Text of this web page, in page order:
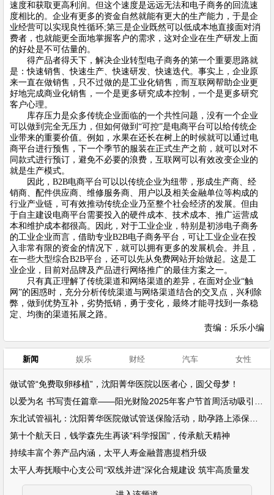
速度和获取更高利润。但这个速度是远远无法和电子商务的回流速
度相比的。企业有更多的资金自然就能有更大的生产能力，于是企
业经营可以实现良性循环;第三是企业既然可以低成本地直接面对消
费者，也就能更全面地掌握客户的需求，这对企业在生产研发上面
的好处是不可估量的。
得产品者得天下，解决企业转型电子商务的第一个重要思路就
是：快速销售、快速生产、快速研发、快速迭代。事实上，企业原
来一直在做销售，只不过做的是工业化销售，而互联网帮助企业更
好地完成商业化销售，一个是更多研究成本控制，一个是更多研究
客户心理。
库存压力是众多传统企业面临的一个共性问题，没有一个企业
可以做到完全无压力，但如何做到“可控”是电商平台可以给传统企
业带来的重要价值。例如，水果在还长在树上的时候就可以通过电
商平台进行预售，下一个季节的服装在正式生产之前，就可以对不
同款式进行预订，避免不必要的浪费，互联网可以有效改变企业的
就是生产模式。
因此，B2B电商平台可以以传统企业为纽带，形成生产商、经
销商、配件供应商、维修服务商、用户以及相关金融单位等构成的
行业产业链，可有效推动传统企业乃至整个社会经济的发展。但由
于自主建设电商平台需要投入的硬件成本、技术成本、推广运营成
本和维护成本都很高。因此，对于工业企业，特别是初涉电子商务
的工业企业而言，借助专业B2B电子商务平台，可让工业企业在投
入非常有限的资金的情况下，就可以拥有更多的发展机会。并且，
在一些大型综合B2B平台，还可以先从免费网站开始做起。这是工
业企业，目前对品牌及产品进行网络推广的最佳方案之一。
只有真正理解了传统渠道和网络渠道的差异，在面对企业“触
网”的困惑时，充分分析传统渠道与网络渠道结合的交叉点，兴利除
弊，做到优势互补，劣势抵销，勇于变化，最终才能寻找到一条稳
定、均衡的渠道拓展之路。
责编：乐乐小编
新闻 娱乐 财经 汽车 女性
做试管“免费取卵移植”，沈阳菁华医院以医者心，圆父母梦！
第十个航天日，钱学森先生再谈“科学报国”，传承航天精神
持续丰富个养产品内涵，太平人寿金融普惠提档升级
太平人寿抚顺中心支公司“双线并进”深化合规建设 筑牢高质量发